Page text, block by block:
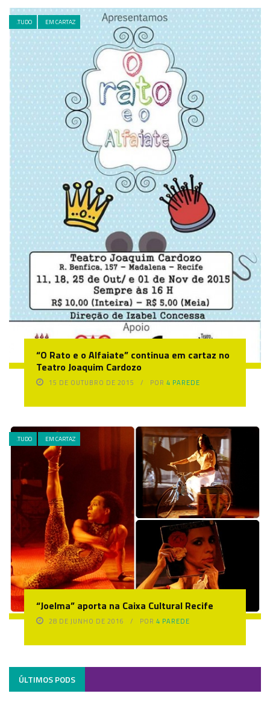
.TUDO EM CARTAZ
“O Rato e o Alfaiate” continua em cartaz no
Teatro Joaquim Cardozo
15 DE OUTUBRO DE 2015 POR4 PAREDE
.TUDO EM CARTAZ
“Joelma” aporta na Caixa Cultural Recife
28 DE JUNHO DE 2016 POR4 PAREDE
ÚLTIMOS PODS